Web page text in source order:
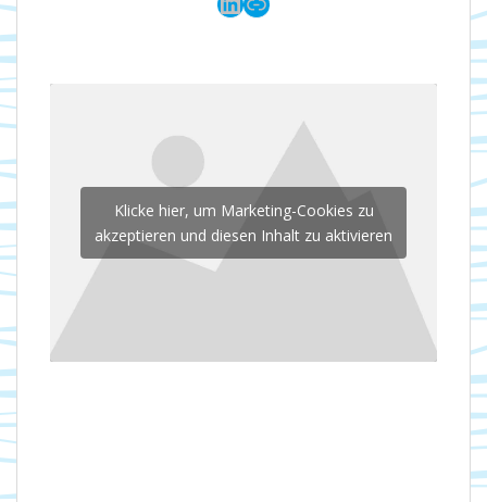
Klicke hier, um Marketing-Cookies zu
akzeptieren und diesen Inhalt zu aktivieren